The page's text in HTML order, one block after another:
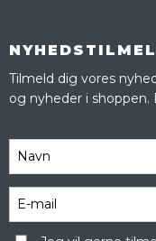
Tilmeld dig vores
og nyheder i